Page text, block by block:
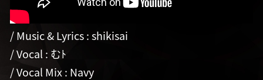
/ Music & Lyrics : shikisai
/ Vocal : むﾄ
/ Vocal Mix : Navy